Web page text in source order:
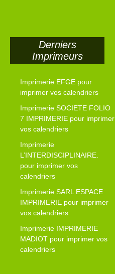
Derniers
Imprimeurs
Imprimerie EFGE pour
imprimer vos calendriers
Imprimerie SOCIETE FOLIO
7 IMPRIMERIE pour imprimer
vos calendriers
Imprimerie
L’INTERDISCIPLINAIRE.
pour imprimer vos
calendriers
Imprimerie SARL ESPACE
IMPRIMERIE pour imprimer
vos calendriers
Imprimerie IMPRIMERIE
MADIOT pour imprimer vos
calendriers